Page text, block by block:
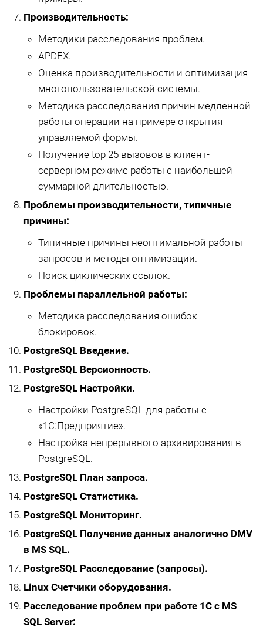
Производительность:
Методики расследования проблем.
APDEX.
Оценка производительности и оптимизация
многопользовательской системы.
Методика расследования причин медленной
работы операции на примере открытия
управляемой формы.
Получение top 25 вызовов в клиент-
серверном режиме работы с наибольшей
суммарной длительностью.
Проблемы производительности, типичные
причины:
Типичные причины неоптимальной работы
запросов и методы оптимизации.
Поиск циклических ссылок.
Проблемы параллельной работы:
Методика расследования ошибок
блокировок.
PostgreSQL Введение.
PostgreSQL Версионность.
PostgreSQL Настройки.
Настройки PostgreSQL для работы с
«1С:Предприятие».
Настройка непрерывного архивирования в
PostgreSQL.
PostgreSQL План запроса.
PostgreSQL Статистика.
PostgreSQL Мониторинг.
PostgreSQL Получение данных аналогично DMV
в MS SQL.
PostgreSQL Расследование (запросы).
Linux Счетчики оборудования.
Расследование проблем при работе 1С с MS
SQL Server: